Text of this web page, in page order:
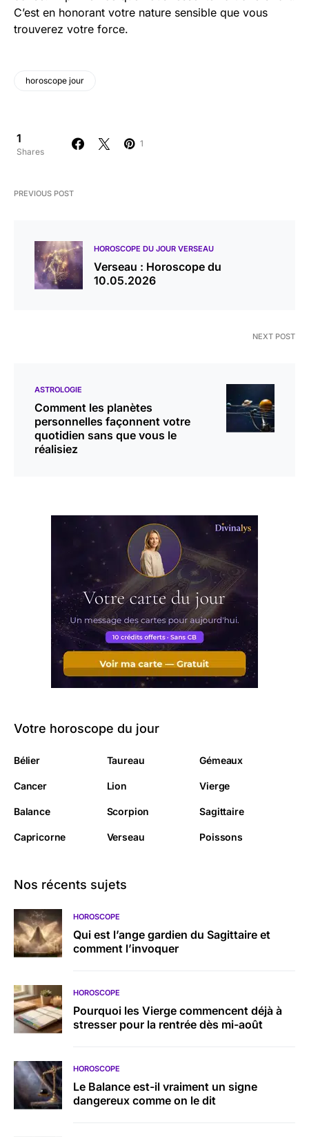
C’est en honorant votre nature sensible que vous
trouverez votre force.
horoscope jour
1
Shares
1
PREVIOUS POST
HOROSCOPE DU JOUR VERSEAU
Verseau : Horoscope du
10.05.2026
NEXT POST
ASTROLOGIE
Comment les planètes
personnelles façonnent votre
quotidien sans que vous le
réalisiez
Votre horoscope du jour
Bélier Taureau Gémeaux
Cancer Lion Vierge
Balance Scorpion Sagittaire
Capricorne Verseau Poissons
Nos récents sujets
HOROSCOPE
Qui est l’ange gardien du Sagittaire et
comment l’invoquer
HOROSCOPE
Pourquoi les Vierge commencent déjà à
stresser pour la rentrée dès mi-août
HOROSCOPE
Le Balance est-il vraiment un signe
dangereux comme on le dit